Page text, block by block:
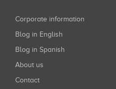
Corporate information
Blog in English
Blog in Spanish
About us
Contact